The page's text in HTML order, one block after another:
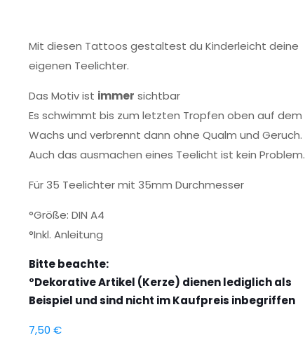
Mit diesen Tattoos gestaltest du Kinderleicht deine
eigenen Teelichter.
Das Motiv ist immer sichtbar
Es schwimmt bis zum letzten Tropfen oben auf dem
Wachs und verbrennt dann ohne Qualm und Geruch.
Auch das ausmachen eines Teelicht ist kein Problem.
Für 35 Teelichter mit 35mm Durchmesser
°Größe: DIN A4
°Inkl. Anleitung
Bitte beachte:
°Dekorative Artikel (Kerze) dienen lediglich als
Beispiel und sind nicht im Kaufpreis inbegriffen
7,50 €